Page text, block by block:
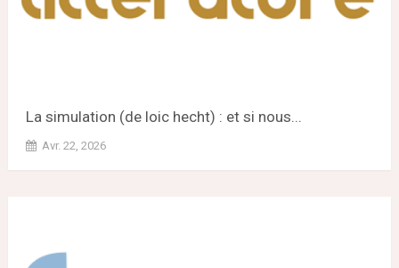
La simulation (de loic hecht) : et si nous...
Avr. 22, 2026